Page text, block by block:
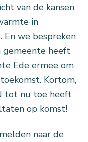
van de kansen
in
En we bespreken
gemeente heeft
Ede ermee om
Kortom,
tot nu toe heeft
op komst!
naar de